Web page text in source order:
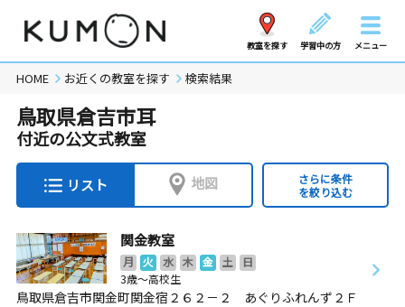
教室を探す 学習中の方 メニュー
HOME お近くの教室を探す 検索結果
鳥取県倉吉市耳
付近の公文式教室
リスト 地図
さらに条件
を絞り込む
関金教室
月 火 水 木 金 土
日
3歳～高校生
鳥取県倉吉市関金町関金宿２６２－２ あぐりふれんず２Ｆ